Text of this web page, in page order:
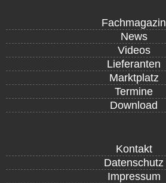
Fachmagazin
News
Videos
Lieferanten
Marktplatz
Termine
Download
Kontakt
Datenschutz
Impressum